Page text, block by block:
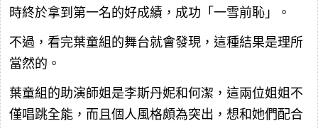
時終於拿到第一名的好成績，成功「一雪前恥」。
不過，看完葉童組的舞台就會發現，這種結果是理所
當然的。
葉童組的助演師姐是李斯丹妮和何潔，這兩位姐姐不
僅唱跳全能，而且個人風格頗為突出，想和她們配合